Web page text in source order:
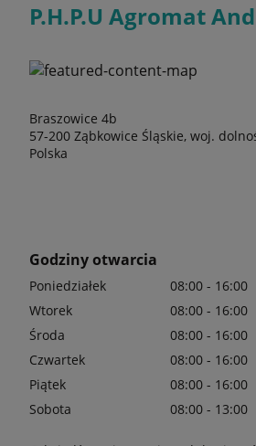
P.H.P.U Agromat
Braszowice 4b
57-200 Ząbkowice Śląskie, woj.
Polska
Godziny otwarcia
Poniedziałek
08:00 - 16:00
Wtorek
08:00 - 16:00
Środa
08:00 - 16:00
Czwartek
08:00 - 16:00
Piątek
08:00 - 16:00
Sobota
08:00 - 13:00